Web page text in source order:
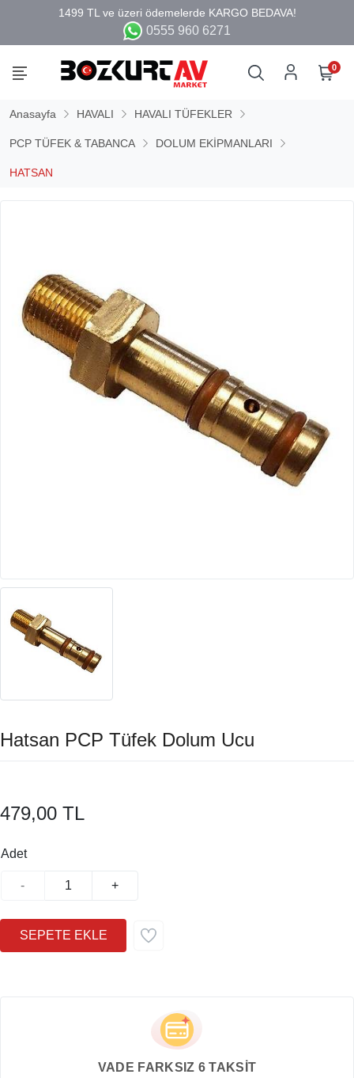
0555 960 6271
0
Anasayfa HAVALI HAVALI TÜFEKLER
PCP TÜFEK & TABANCA DOLUM EKİPMANLARI
HATSAN
Hatsan PCP Tüfek Dolum Ucu
479,00 TL
Adet
- +
VADE FARKSIZ 6 TAKSİT